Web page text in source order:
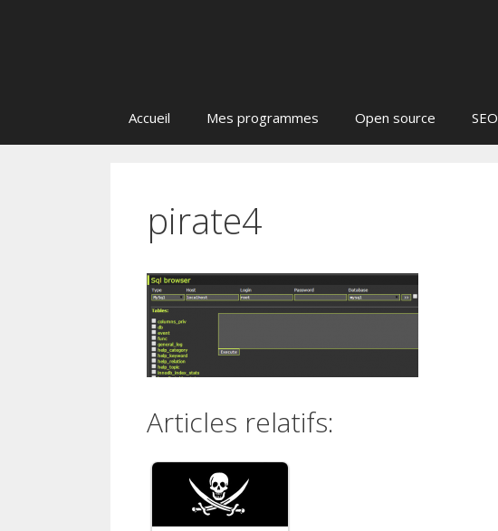
Accueil Mes programmes Open source SEO
pirate4
Articles relatifs: